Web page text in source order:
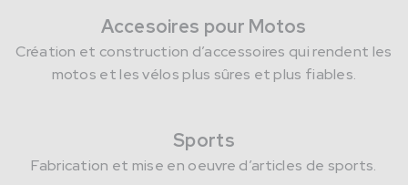
Accesoires pour Motos
Création et construction d’accessoires qui rendent les
motos et les vélos plus sûres et plus fiables.
Sports
Fabrication et mise en oeuvre d’articles de sports.